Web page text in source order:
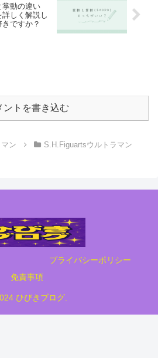
掌動の違い
しく解説し
ですか？
ントを書き込む
ン S.H.Figuartsウルトラマン
プライバシーポリシー
免責事項
ひびきブログ.